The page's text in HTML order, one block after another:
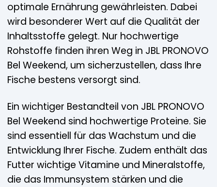
optimale Ernährung gewährleisten. Dabei
wird besonderer Wert auf die Qualität der
Inhaltsstoffe gelegt. Nur hochwertige
Rohstoffe finden ihren Weg in JBL PRONOVO
Bel Weekend, um sicherzustellen, dass Ihre
Fische bestens versorgt sind.
Ein wichtiger Bestandteil von JBL PRONOVO
Bel Weekend sind hochwertige Proteine. Sie
sind essentiell für das Wachstum und die
Entwicklung Ihrer Fische. Zudem enthält das
Futter wichtige Vitamine und Mineralstoffe,
die das Immunsystem stärken und die